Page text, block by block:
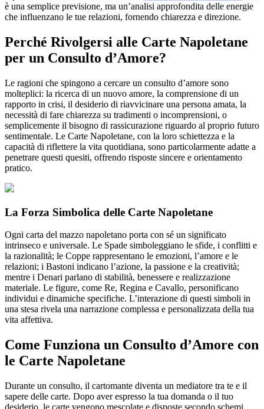
è una semplice previsione, ma un’analisi approfondita delle energie
che influenzano le tue relazioni, fornendo chiarezza e direzione.
Perché Rivolgersi alle Carte Napoletane
per un Consulto d’Amore?
Le ragioni che spingono a cercare un consulto d’amore sono
molteplici: la ricerca di un nuovo amore, la comprensione di un
rapporto in crisi, il desiderio di riavvicinare una persona amata, la
necessità di fare chiarezza su tradimenti o incomprensioni, o
semplicemente il bisogno di rassicurazione riguardo al proprio futuro
sentimentale. Le Carte Napoletane, con la loro schiettezza e la
capacità di riflettere la vita quotidiana, sono particolarmente adatte a
penetrare questi quesiti, offrendo risposte sincere e orientamento
pratico.
La Forza Simbolica delle Carte Napoletane
Ogni carta del mazzo napoletano porta con sé un significato
intrinseco e universale. Le Spade simboleggiano le sfide, i conflitti e
la razionalità; le Coppe rappresentano le emozioni, l’amore e le
relazioni; i Bastoni indicano l’azione, la passione e la creatività;
mentre i Denari parlano di stabilità, benessere e realizzazione
materiale. Le figure, come Re, Regina e Cavallo, personificano
individui e dinamiche specifiche. L’interazione di questi simboli in
una stesa rivela una narrazione complessa e personalizzata della tua
vita affettiva.
Come Funziona un Consulto d’Amore con
le Carte Napoletane
Durante un consulto, il cartomante diventa un mediatore tra te e il
sapere delle carte. Dopo aver espresso la tua domanda o il tuo